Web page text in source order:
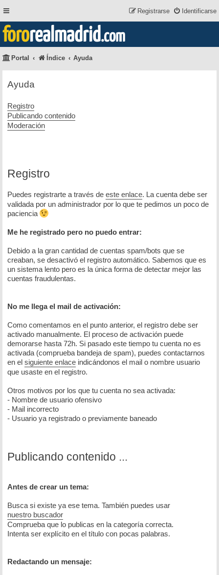
Identificarse
Registrarse
fororealmadrid.com
Portal Índice Ayuda
Ayuda
Registro
Publicando contenido
Moderación
Registro
Puedes registrarte a través de este enlace. La cuenta debe ser
validada por un administrador por lo que te pedimos un poco de
paciencia
Me he registrado pero no puedo entrar:
Debido a la gran cantidad de cuentas spam/bots que se
creaban, se desactivó el registro automático. Sabemos que es
un sistema lento pero es la única forma de detectar mejor las
cuentas fraudulentas.
No me llega el mail de activación:
Como comentamos en el punto anterior, el registro debe ser
activado manualmente. El proceso de activación puede
demorarse hasta 72h. Si pasado este tiempo tu cuenta no es
activada (comprueba bandeja de spam), puedes contactarnos
en el siguiente enlace indicándonos el mail o nombre usuario
que usaste en el registro.
Otros motivos por los que tu cuenta no sea activada:
- Nombre de usuario ofensivo
- Mail incorrecto
- Usuario ya registrado o previamente baneado
Publicando contenido ...
Antes de crear un tema:
Busca si existe ya ese tema. También puedes usar
nuestro buscador
Comprueba que lo publicas en la categoría correcta.
Intenta ser explícito en el título con pocas palabras.
Redactando un mensaje: